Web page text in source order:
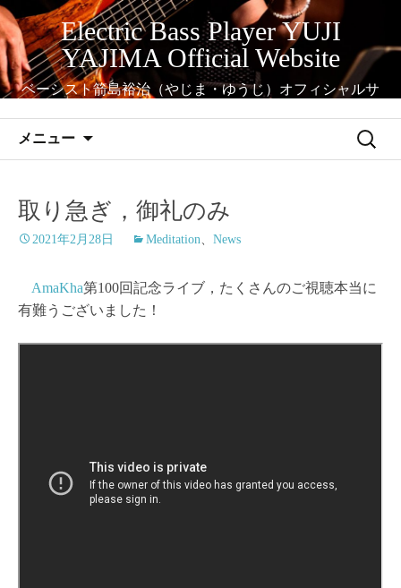
コ
ン
テ
ン
ツ
へ
Electric Bass Player YUJI
YAJIMA Official Website
ベーシスト箭島裕治（やじま・ゆうじ）オフィシャルサ
メニュー
検
取り急ぎ，御礼のみ
2021年2月28日 Meditation、 News
AmaKha第100回記念ライブ，たくさんのご視聴本当に
有難うございました！